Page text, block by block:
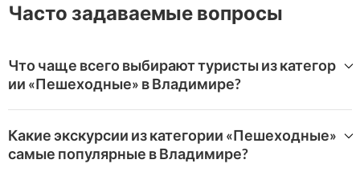
Часто задаваемые вопросы
Что чаще всего выбирают туристы из категор
ии «Пешеходные» в Владимире?
ые» в Владимир на WeGoTrip:
Владимир за кулисами истории: аудиогид по неизве
Какие экскурсии из категории «Пешеходные»
самые популярные в Владимире?